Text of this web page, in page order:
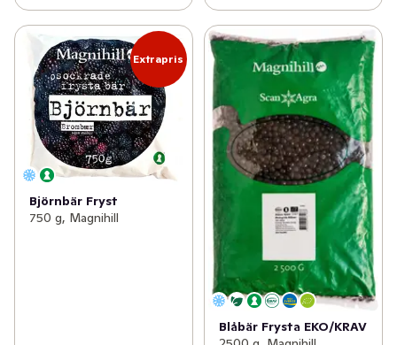
Extrapris
Björnbär Fryst
750 g, Magnihill
Blåbär Frysta EKO/KRAV